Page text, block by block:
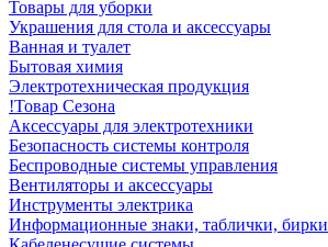
Товары для уборки
Украшения для стола и аксессуары
Ванная и туалет
Бытовая химия
Электротехническая продукция
!Товар Сезона
Аксессуары для электротехники
Безопасность системы контроля
Беспроводные системы управления
Вентиляторы и аксессуары
Инструменты электрика
Информационные знаки, таблички, бирки